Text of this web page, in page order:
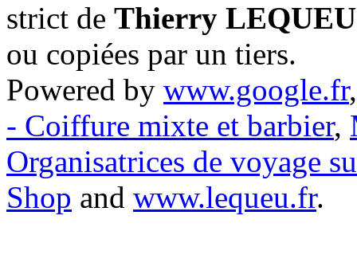
strict de Thierry LEQUEU
ou copiées par un tiers.
Powered by www.google.fr
- Coiffure mixte et barbier,
Organisatrices de voyage
Shop and www.lequeu.fr.